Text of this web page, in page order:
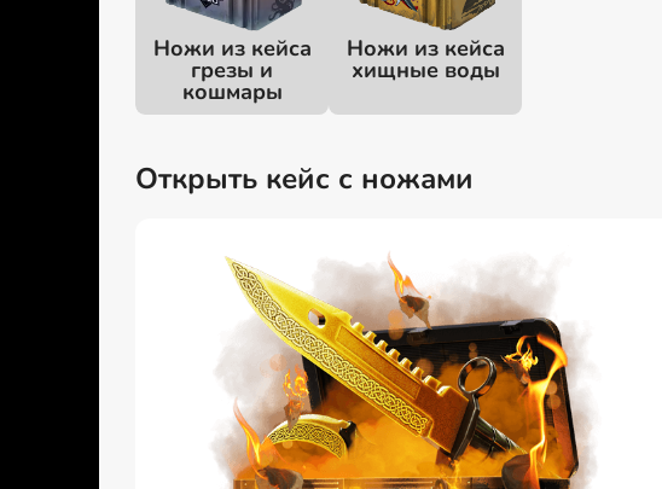
Ножи из кейса
грезы и
кошмары
Ножи из кейса
хищные воды
Открыть кейс с ножами